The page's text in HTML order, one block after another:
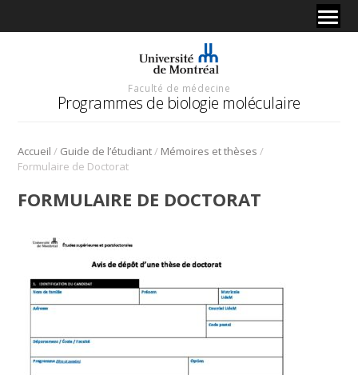
Faculté de médecine
Programmes de biologie moléculaire
Accueil / Guide de l’étudiant/ Mémoires et thèses /
Formulaire de Doctorat
FORMULAIRE DE DOCTORAT